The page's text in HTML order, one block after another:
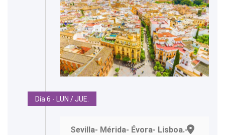
Día 6 - LUN / JUE.
Sevilla- Mérida- Évora- Lisboa.-